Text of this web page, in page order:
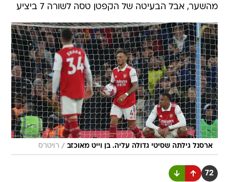
מהשער, אבל הבעיטה של הקפטן טסה לשורה 7 ביציע
ארסנל גילתה שסיטי גדולה עליה. בן וייט מאוכזב / רויטרס
72